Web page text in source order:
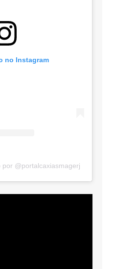
no Instagram
@portalcaxiasmagerj